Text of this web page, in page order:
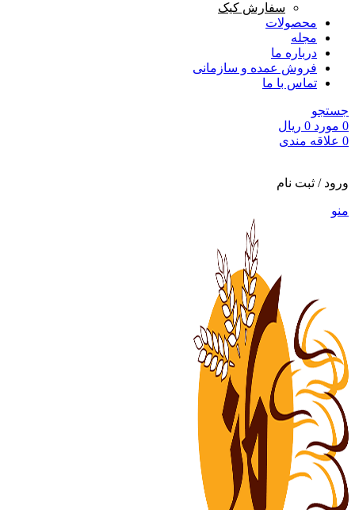
سفارش کیک
محصولات
مجله
درباره ما
فروش عمده و سازمانی
تماس با ما
جستجو
0 مورد 0 ریال
0 علاقه مندی
ورود / ثبت نام
منو